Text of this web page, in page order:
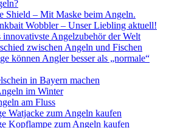
Shield – Mit Maske beim Angeln.
Wobbler – Unser Liebling aktuell!
innovativste Angelzubehör der Welt
zwischen Angeln und Fischen
können Angler besser als „normale“
in Bayern machen
im Winter
am Fluss
Watjacke zum Angeln kaufen
Kopflampe zum Angeln kaufen